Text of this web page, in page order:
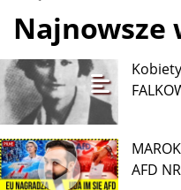
Najnowsze
AFD